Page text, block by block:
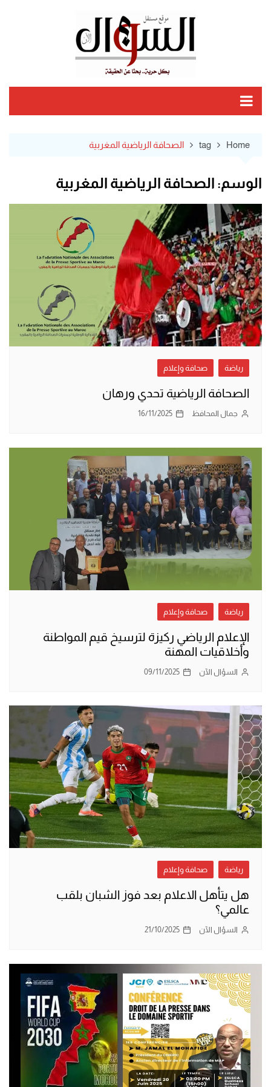
Home
tag الصحافة الرياضية المغربية
الوسم: الصحافة الرياضية المغربية
رياضة صحافة وإعلام
الصحافة الرياضية تحدي ورهان
جمال المحافظ 16/11/2025
رياضة صحافة وإعلام
الإعلام الرياضي ركيزة لترسيخ قيم المواطنة
وأخلاقيات المهنة
السؤال الآن 09/11/2025
رياضة صحافة وإعلام
هل يتأهل الاعلام بعد فوز الشبان بلقب
عالمي؟
السؤال الآن 21/10/2025